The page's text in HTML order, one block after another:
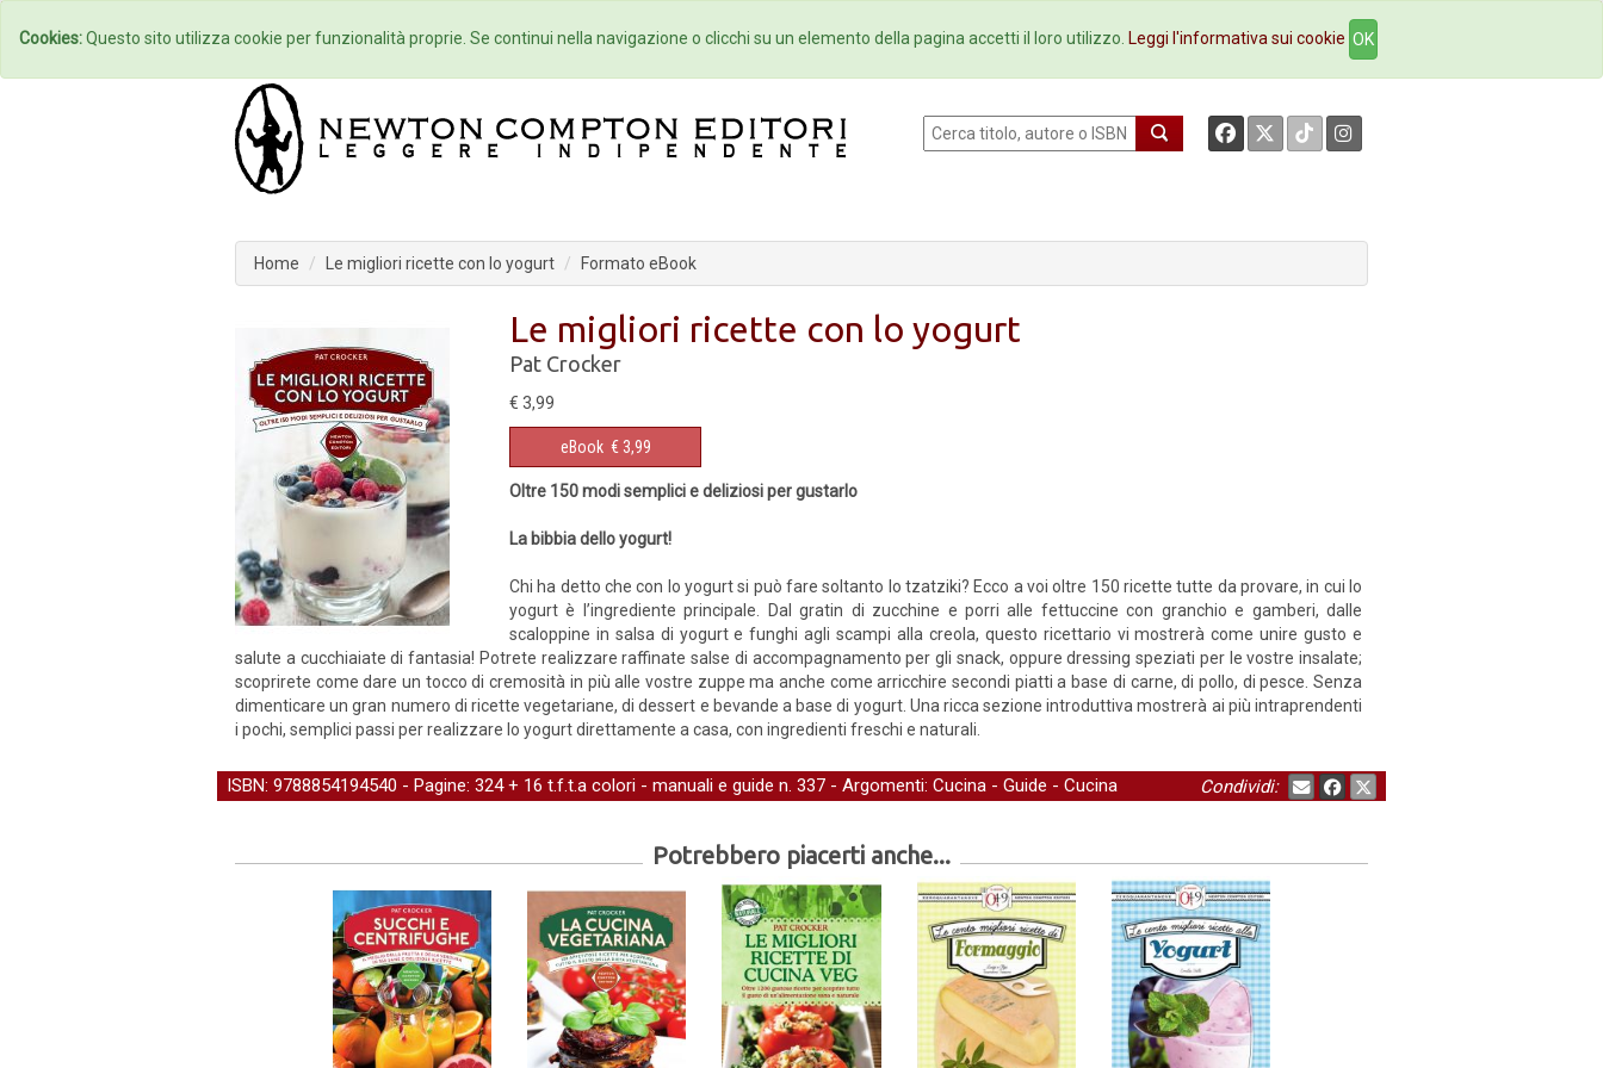
Home Autori Eventi Collane Newsletter Ebookstore Contatti
Home Le migliori ricette con lo yogurt Formato eBook
Le migliori ricette con lo yogurt
Pat Crocker
€ 3,99
eBook € 3,99
Oltre 150 modi semplici e deliziosi per gustarlo
La bibbia dello yogurt!
Chi ha detto che con lo yogurt si può fare soltanto lo tzatziki? Ecco a voi oltre 150 ricette tutte da provare, in cui lo
yogurt è l’ingrediente principale. Dal gratin di zucchine e porri alle fettuccine con granchio e gamberi, dalle
scaloppine in salsa di yogurt e funghi agli scampi alla creola, questo ricettario vi mostrerà come unire gusto e
salute a cucchiaiate di fantasia! Potrete realizzare raffinate salse di accompagnamento per gli snack, oppure dressing speziati per le vostre insalate;
scoprirete come dare un tocco di cremosità in più alle vostre zuppe ma anche come arricchire secondi piatti a base di carne, di pollo, di pesce. Senza
dimenticare un gran numero di ricette vegetariane, di dessert e bevande a base di yogurt. Una ricca sezione introduttiva mostrerà ai più intraprendenti
i pochi, semplici passi per realizzare lo yogurt direttamente a casa, con ingredienti freschi e naturali.
ISBN: 9788854194540 - Pagine: 324 + 16 t.f.t.a colori - manuali e guide n. 337 - Argomenti: Cucina - Guide - Cucina Condividi:
Potrebbero piacerti anche...
Cookies:Questo sito utilizza cookie per funzionalità proprie. Se continui nella navigazione o clicchi su un elemento della pagina accetti il loro utilizzo. Leggi l'informativa sui cookie OK